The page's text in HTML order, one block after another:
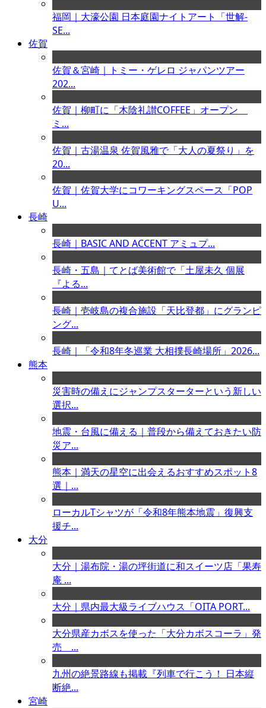
福岡｜大濠公園 日本庭園ナイトアート「世解-
SE...
佐賀
佐賀＆宮崎｜トミー・ゲレロ ジャパンツアー
202...
佐賀｜柳町に「木陰礼讃COFFEE」オープン
ミ...
佐賀｜古湯温泉 佐賀風雅で「大人の夏祭り」を
20...
佐賀｜佐賀大学にコワーキングスペース「POP
U...
長崎
長崎｜BASIC AND ACCENT アミュプ...
長崎・五島｜てとば美術館で「土屋未久 個展
『よる...
長崎｜壱岐島の複合施設「天比登都」にグランピ
ング...
長崎｜「令和8年冬巡業 大相撲長崎場所」2026...
熊本
災害時の備えにジャンプスターターという新しい
選択...
地震・台風に備える｜普段から備えておきたい防
災ア...
熊本｜満天の星空に出会えるおすすめスポット8
選｜...
ローカルTシャツが「令和8年熊本地震」復興支
援チ...
大分
大分｜湯布院・湯の坪街道に和スイーツ店「果寿
庵 ...
大分｜県内最大級ライブハウス「OITA PORT...
大分県産カボスを使った「大分カボスコーラ」発
売 ...
九州の絶景路線も掲載『列車で行こう！ 日本縦
断絶...
宮崎